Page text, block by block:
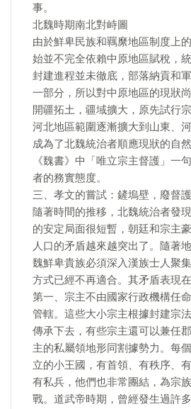
事。
北魏時期南北對峙圖
由於鮮卑民族和羈縻地區制度上
始並不完全依賴中原地區賦稅，
封建進程並未徹底，部落納貢和
一部分，所以對中原地區的現狀
開疆拓土，疆域擴大，原先試行
河北地區範圍逐漸擴大到山東、
成為了北魏統治者順應現狀的自
《魏書》中「唯立宗主督護」一
者的務實態度。
三、孝文的嘗試：鏟塢壁，廢督
隨著時間的推移，北魏統治者發
的安定局面很短暫，朝廷和宗主
人口的矛盾越來越突出了。隨著
魏鮮卑貴族必須深入漢族士人聚
方式已經不再適合。其矛盾表現
第一、宗主不由國家行政機構任
管轄。這些大小宗主根據封建宗
傳承下去，有些宗主還可以兼任
主的私屬領地形同割據勢力。每
立的小王國，有首領、有秩序、
有私兵，他們也非常團結，為宗
戰。道武帝時期，曾經發生過許